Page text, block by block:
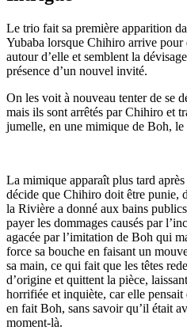
Le trio fait sa première apparition
Yubaba lorsque Chihiro arrive
autour d’elle et semblent la
présence d’un nouvel invité.
On les voit à nouveau tenter de se
mais ils sont arrêtés par Chihiro et
jumelle, en une mimique de Boh, le
La mimique apparaît plus tard
décide que Chihiro doit être punie,
la Rivière a donné aux bains
payer les dommages causés par
agacée par l’imitation de Boh qui
force sa bouche en faisant un
sa main, ce qui fait que les têtes
d’origine et quittent la pièce,
horrifiée et inquiète, car elle pensait
en fait Boh, sans savoir qu’il était
moment-là.